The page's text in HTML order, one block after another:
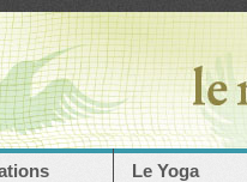
Le Yoga